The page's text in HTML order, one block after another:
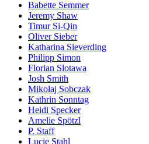
Babette Semmer
Jeremy Shaw
Timur Si-Qin
Oliver Sieber
Katharina Sieverding
Philipp Simon
Florian Slotawa
Josh Smith
Mikołaj Sobczak
Kathrin Sonntag
Heidi Specker
Amelie Spötzl
P. Staff
Lucie Stahl